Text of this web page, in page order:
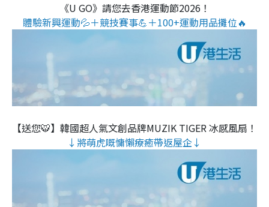
《U GO》請您去香港運動節2026！
體驗新興運動💦＋競技賽事💪＋100+運動用品攤位🔥
【送您🐯】韓國超人氣文創品牌MUZIK TIGER 冰感風扇！
↓將萌虎嘅慵懶療癒帶返屋企↓